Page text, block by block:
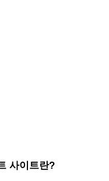
사이트란?